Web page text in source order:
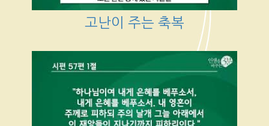
고난이 주는 축복